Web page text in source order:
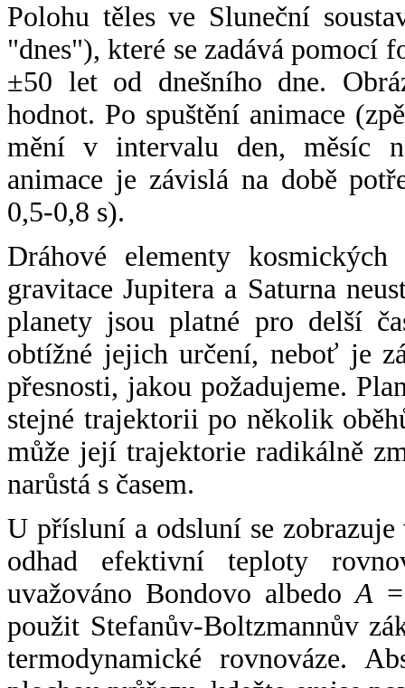
Polohu těles ve Sluneční
"dnes"), které se zadává pomocí
±50 let od dnešního dne.
hodnot. Po spuštění animace
mění v intervalu den, měsíc
animace je závislá na době
0,5-0,8 s).
Dráhové elementy
gravitace Jupitera a Saturna
planety jsou platné pro delší
obtížné jejich určení, neboť je
přesnosti, jakou požadujeme.
stejné trajektorii po několik
může její trajektorie radikálně
narůstá s časem.
U přísluní a odsluní se
odhad efektivní teploty
uvažováno Bondovo albedoA
použit Stefanův-Boltzmannův
termodynamické rovnováze.